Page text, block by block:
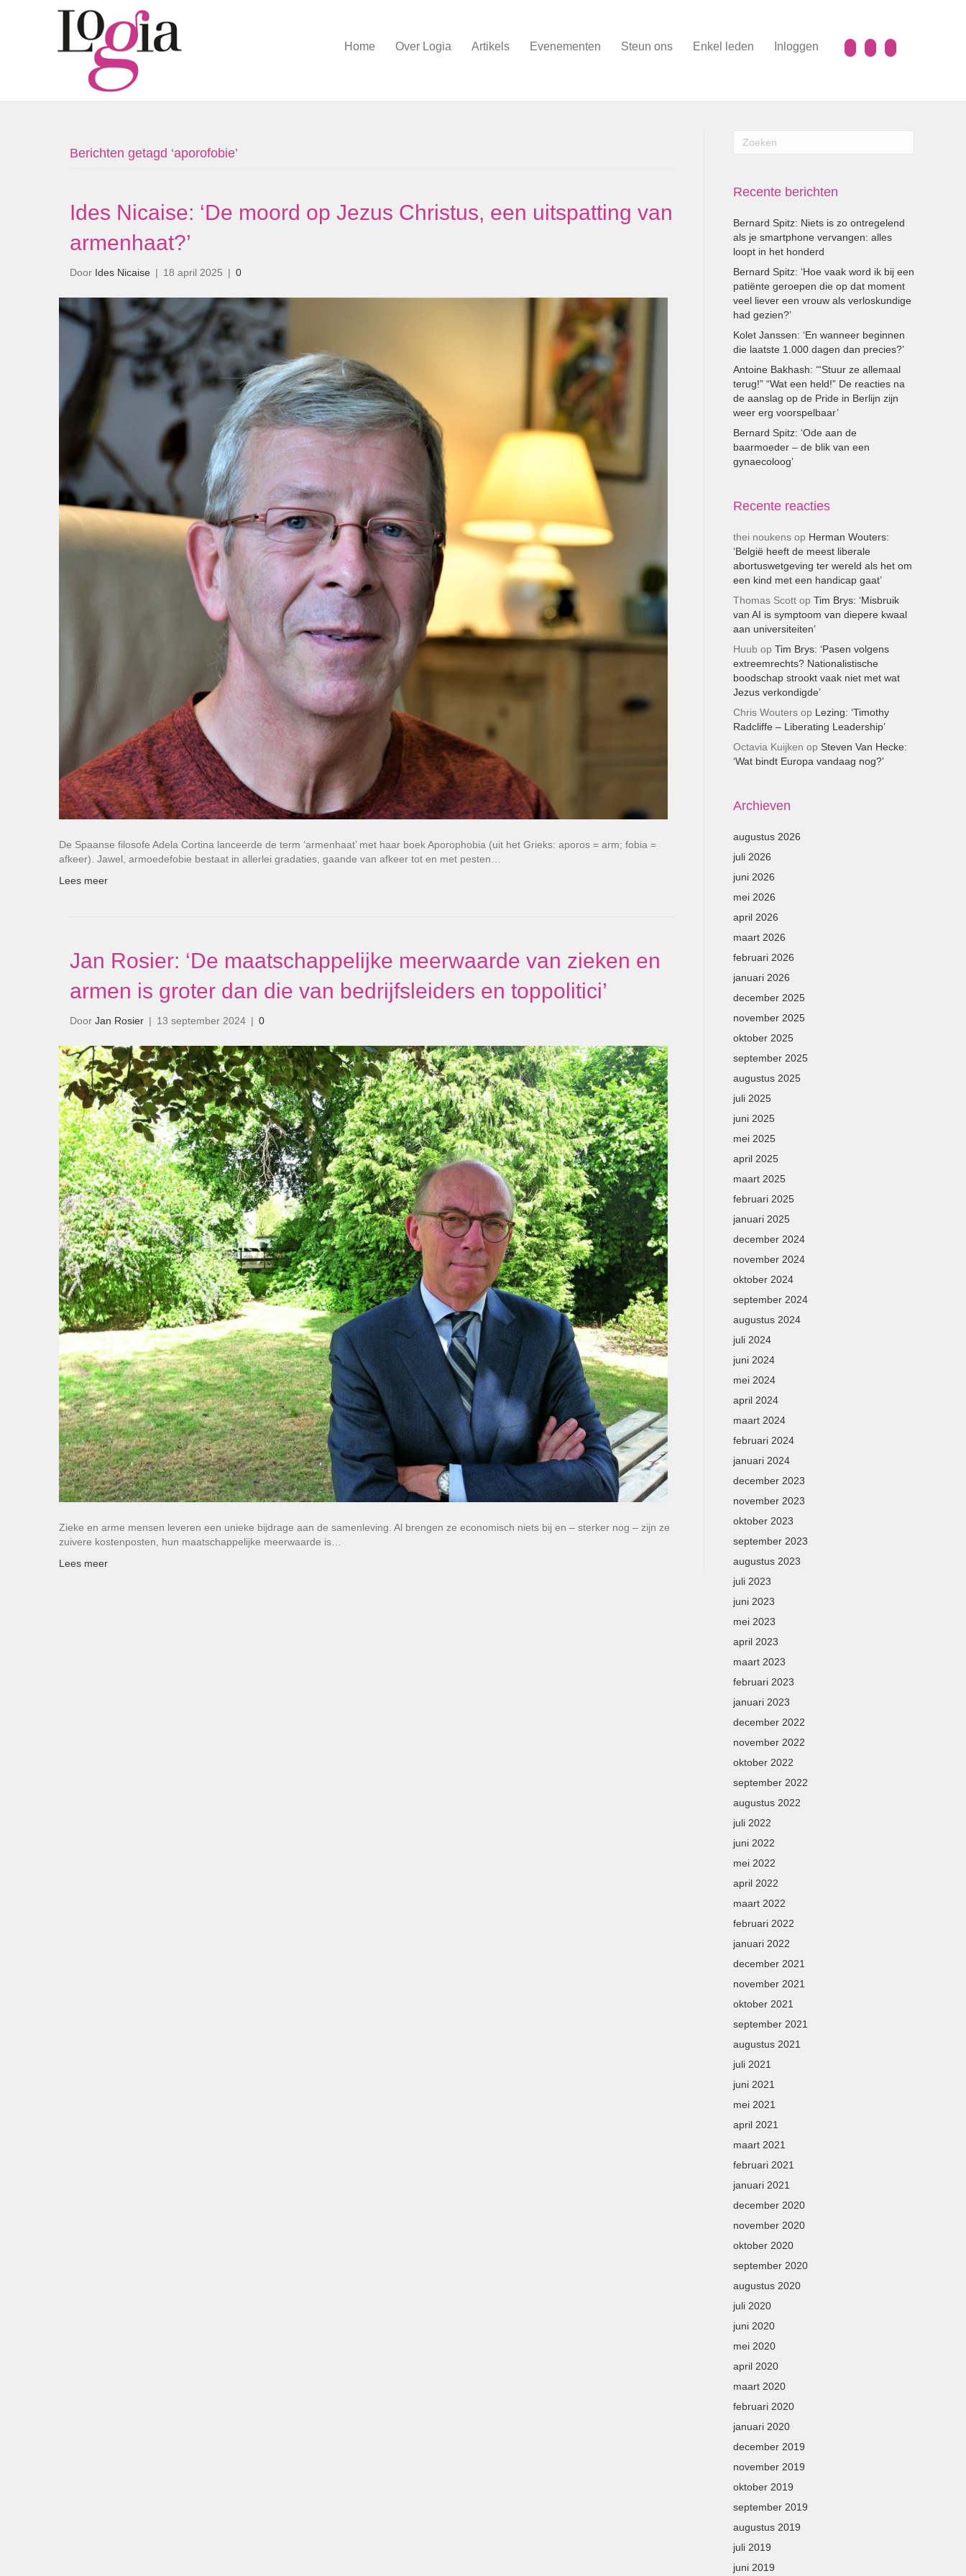
Home Over Logia Artikels Evenementen Steun ons Enkel leden Inloggen
Berichten getagd ‘aporofobie’
Ides Nicaise: ‘De moord op Jezus Christus, een uitspatting van
armenhaat?’
Door Ides Nicaise | 18 april 2025 | 0
De Spaanse filosofe Adela Cortina lanceerde de term ‘armenhaat’ met haar boek Aporophobia (uit het Grieks: aporos = arm; fobia =
afkeer). Jawel, armoedefobie bestaat in allerlei gradaties, gaande van afkeer tot en met pesten…
Lees meer
Jan Rosier: ‘De maatschappelijke meerwaarde van zieken en
armen is groter dan die van bedrijfsleiders en toppolitici’
Door Jan Rosier | 13 september 2024 | 0
Zieke en arme mensen leveren een unieke bijdrage aan de samenleving. Al brengen ze economisch niets bij en – sterker nog – zijn ze
zuivere kostenposten, hun maatschappelijke meerwaarde is…
Lees meer
Recente berichten
Bernard Spitz: Niets is zo ontregelend
als je smartphone vervangen: alles
loopt in het honderd
Bernard Spitz: ‘Hoe vaak word ik bij een
patiënte geroepen die op dat moment
veel liever een vrouw als verloskundige
had gezien?’
Kolet Janssen: ‘En wanneer beginnen
die laatste 1.000 dagen dan precies?’
Antoine Bakhash: ‘“Stuur ze allemaal
terug!” “Wat een held!” De reacties na
de aanslag op de Pride in Berlijn zijn
weer erg voorspelbaar’
Bernard Spitz: ‘Ode aan de
baarmoeder – de blik van een
gynaecoloog’
Recente reacties
thei noukensop Herman Wouters:
‘België heeft de meest liberale
abortuswetgeving ter wereld als het om
een kind met een handicap gaat’
Thomas Scottop Tim Brys: ‘Misbruik
van AI is symptoom van diepere kwaal
aan universiteiten’
Huub op Tim Brys: ‘Pasen volgens
extreemrechts? Nationalistische
boodschap strookt vaak niet met wat
Jezus verkondigde’
Chris Woutersop Lezing: ‘Timothy
Radcliffe – Liberating Leadership’
Octavia Kuijken op Steven Van Hecke:
‘Wat bindt Europa vandaag nog?’
Archieven
augustus 2026
juli 2026
juni 2026
mei 2026
april 2026
maart 2026
februari 2026
januari 2026
december 2025
november 2025
oktober 2025
september 2025
augustus 2025
juli 2025
juni 2025
mei 2025
april 2025
maart 2025
februari 2025
januari 2025
december 2024
november 2024
oktober 2024
september 2024
augustus 2024
juli 2024
juni 2024
mei 2024
april 2024
maart 2024
februari 2024
januari 2024
december 2023
november 2023
oktober 2023
september 2023
augustus 2023
juli 2023
juni 2023
mei 2023
april 2023
maart 2023
februari 2023
januari 2023
december 2022
november 2022
oktober 2022
september 2022
augustus 2022
juli 2022
juni 2022
mei 2022
april 2022
maart 2022
februari 2022
januari 2022
december 2021
november 2021
oktober 2021
september 2021
augustus 2021
juli 2021
juni 2021
mei 2021
april 2021
maart 2021
februari 2021
januari 2021
december 2020
november 2020
oktober 2020
september 2020
augustus 2020
juli 2020
juni 2020
mei 2020
april 2020
maart 2020
februari 2020
januari 2020
december 2019
november 2019
oktober 2019
september 2019
augustus 2019
juli 2019
juni 2019